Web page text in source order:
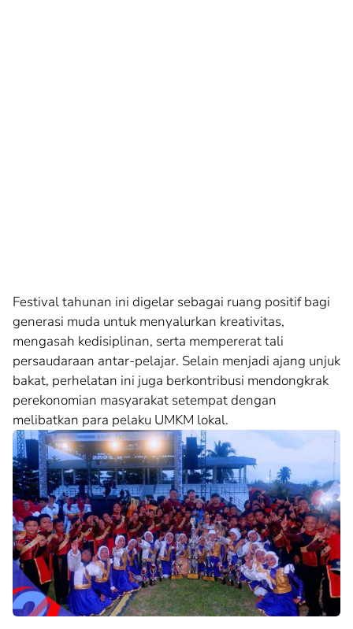
Festival tahunan ini digelar sebagai ruang positif bagi
generasi muda untuk menyalurkan kreativitas,
mengasah kedisiplinan, serta mempererat tali
persaudaraan antar-pelajar. Selain menjadi ajang unjuk
bakat, perhelatan ini juga berkontribusi mendongkrak
perekonomian masyarakat setempat dengan
melibatkan para pelaku UMKM lokal.